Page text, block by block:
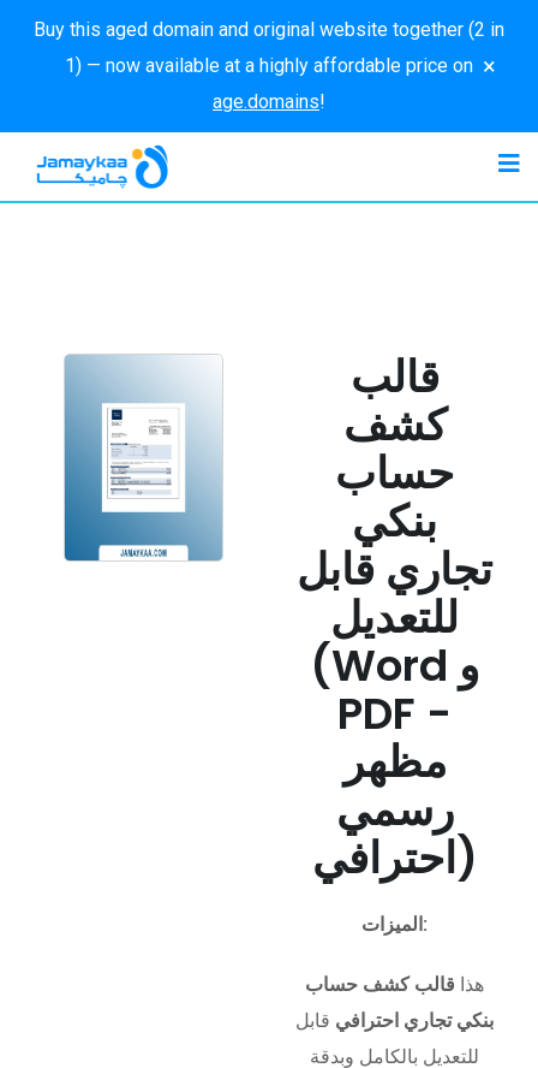
Buy this aged domain and original website together (2 in
1) — now available at a highly affordable price on
age.domains!
×
قالب
كشف
حساب
بنكي
تجاري قابل
للتعديل
(Word و
PDF -
مظهر
رسمي
احترافي)
الميزات:
هذا قالب كشف حساب
بنكي تجاري احترافي قابل
للتعديل بالكامل وبدقة